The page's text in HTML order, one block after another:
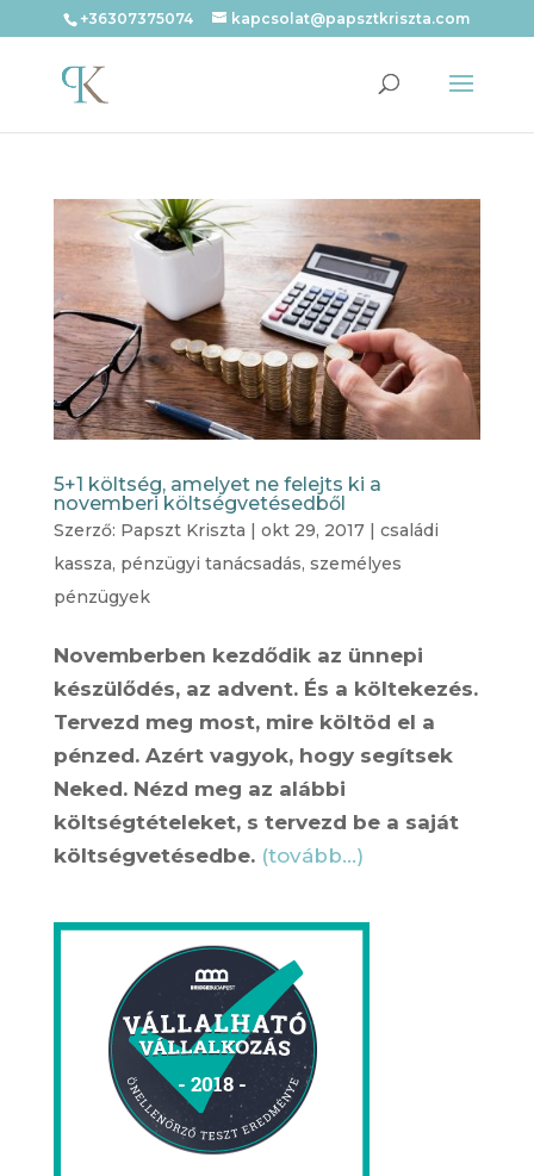
+36307375074 kapcsolat@papsztkriszta.com
5+1 költség, amelyet ne felejts ki a
novemberi költségvetésedből
Szerző: Papszt Kriszta | okt 29, 2017| családi
kassza, pénzügyi tanácsadás, személyes
pénzügyek
Novemberben kezdődik az ünnepi
készülődés, az advent. És a költekezés.
Tervezd meg most, mire költöd el a
pénzed. Azért vagyok, hogy segítsek
Neked. Nézd meg az alábbi
költségtételeket, s tervezd be a saját
költségvetésedbe. (tovább…)